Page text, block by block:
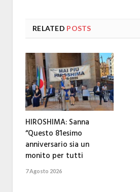
RELATED POSTS
HIROSHIMA: Sanna
“Questo 81esimo
anniversario sia un
monito per tutti
7 Agosto 2026